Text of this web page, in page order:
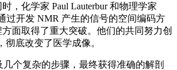
，化学家 Paul Lauterbur 和物理学家
过开发 NMR 产生的信号的空间编码方
面取得了重大突破。他们的共同努力创
底改变了医学成像。
个复杂的步骤，最终获得准确的解剖